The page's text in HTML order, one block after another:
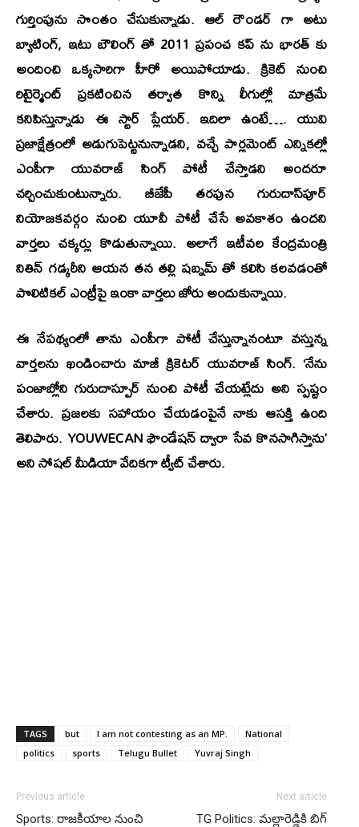
గుర్తింపును సొంతం చేసుకున్నాడు. ఆల్ రౌండర్ గా అటు
బ్యాటింగ్, ఇటు బౌలింగ్ తో 2011 ప్రపంచ కప్ ను భారత్ కు
అందించి ఒక్కసారిగా హీరో అయిపోయాడు. క్రికెట్ నుంచి
రిటైర్మెంట్ ప్రకటించిన తర్వాత కొన్ని లీగుల్లో మాత్రమే
కనిపిస్తున్నాడు ఈ స్టార్ ప్లేయర్. ఇదిలా ఉంటే…. యువి
ప్ర‌జాక్షేత్రంలో అడుగుపెట్టనున్నాడ‌ని, వ‌చ్చే పార్లమెంట్ ఎన్నిక‌ల్లో
ఎంపీగా యువ‌రాజ్ సింగ్ పోటీ చేస్తాడ‌ని అంద‌రూ
చ‌ర్చించుకుంటున్నారు. బీజేపీ త‌ర‌ఫున గురుదాస్‌పూర్
నియోజ‌క‌వ‌ర్గం నుంచి యూవీ పోటీ చేసే అవకాశం ఉందని
వార్తలు చక్కర్లు కొడుతున్నాయి. అలాగే ఇటీవల కేంద్రమంత్రి
నితిన్ గడ్కరీని ఆయన తన తల్లి షబ్నమ్ తో కలిసి కలవడంతో
పొలిటికల్ ఎంట్రీపై ఇంకా వార్తలు జోరు అందుకున్నాయి.
ఈ నేపథ్యంలో తాను ఎంపీగా పోటీ చేస్తున్నానంటూ వస్తున్న
వార్తలను ఖండించారు మాజీ క్రికెటర్ యువరాజ్ సింగ్. ‘నేను
పంజాబ్లోని గురుదాస్పూర్ నుంచి పోటీ చేయట్లేదు అని స్పష్టం
చేశారు. ప్రజలకు సహాయం చేయడంపైనే నాకు ఆసక్తి ఉంది
తెలిపారు. YOUWECAN ఫౌండేషన్ ద్వారా సేవ కొనసాగిస్తాను’
అని సోషల్ మీడియా వేదికగా ట్వీట్ చేశారు.
TAGS but I am not contesting as an MP.
National
politics
sports Telugu Bullet Yuvraj Singh
Previous article
Sports: రాజకీయాల నుంచి
Next article
TG Politics: మల్లారెడ్డికి బిగ్‌